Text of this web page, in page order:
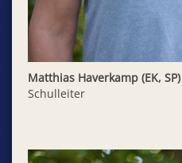
Matthias Haverkamp (EK, SP)
Schulleiter